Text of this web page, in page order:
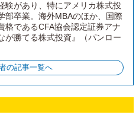
験があり、特にアメリカ株式投
部卒業。海外MBAのほか、国際
格であるCFA協会認定証券アナ
が勝てる株式投資』（パンロー
の記事一覧へ